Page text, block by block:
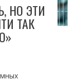
НО ЭТИ
ТАК